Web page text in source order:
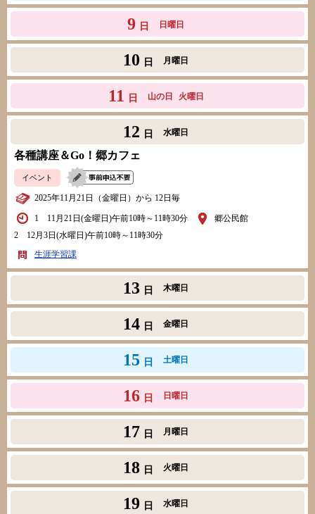
9 日 日曜日
10 日 月曜日
11 日 山の日 火曜日
12 日 水曜日
各種講座＆Go！郷カフェ
イベント
2025年11月21日（金曜日）から 12日毎
1 11月21日(金曜日)午前10時～11時30分
2 12月3日(水曜日)午前10時～11時30分
郷公民館
生涯学習課
13 日 木曜日
14 日 金曜日
15 日 土曜日
16 日 日曜日
17 日 月曜日
18 日 火曜日
19 日 水曜日